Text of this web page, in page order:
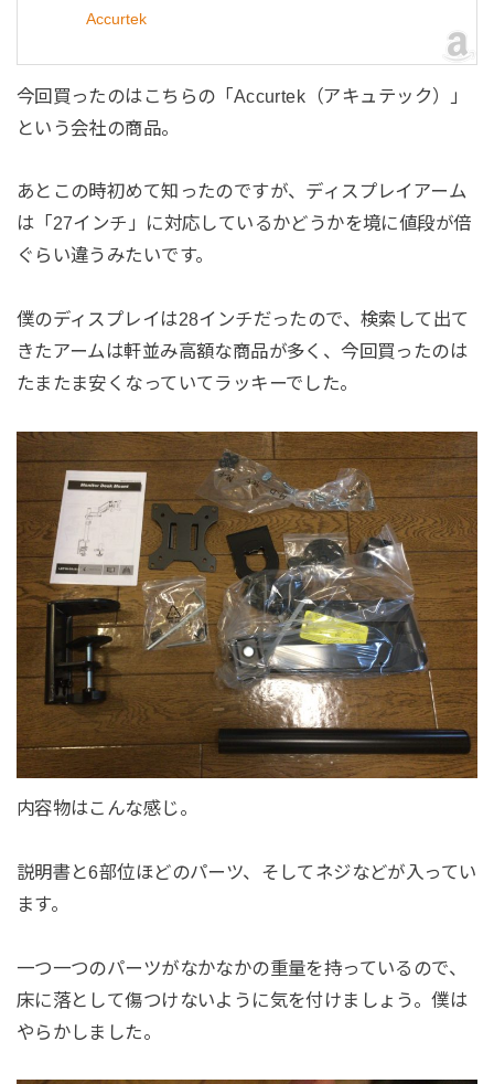
Accurtek
今回買ったのはこちらの「Accurtek（アキュテック）」
という会社の商品。
あとこの時初めて知ったのですが、ディスプレイアーム
は「27インチ」に対応しているかどうかを境に値段が倍
ぐらい違うみたいです。
僕のディスプレイは28インチだったので、検索して出て
きたアームは軒並み高額な商品が多く、今回買ったのは
たまたま安くなっていてラッキーでした。
内容物はこんな感じ。
説明書と6部位ほどのパーツ、そしてネジなどが入ってい
ます。
一つ一つのパーツがなかなかの重量を持っているので、
床に落として傷つけないように気を付けましょう。僕は
やらかしました。